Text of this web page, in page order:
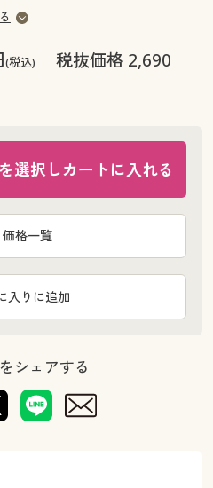
(税込)
税抜価格 2,690
選択しカートに入れる
入りに追加
格一覧
シェアする